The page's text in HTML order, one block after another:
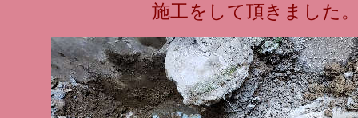
施工をして頂きました